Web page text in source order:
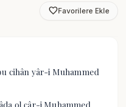
favorite_borderFavorilere Ekle
cihân yâr-i Muhammed
ol câr-i Muhammed